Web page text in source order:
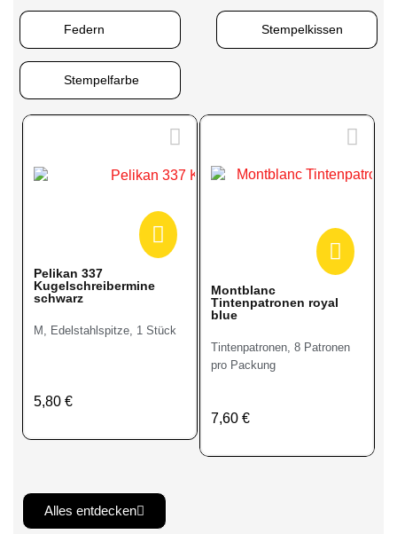
Federn Stempelkissen
Stempelfarbe
Pelikan 337
Kugelschreibermine
schwarz
M, Edelstahlspitze, 1 Stück
5,80 €
Montblanc
Tintenpatronen royal
blue
Tintenpatronen, 8 Patronen
pro Packung
7,60 €
Alles entdecken